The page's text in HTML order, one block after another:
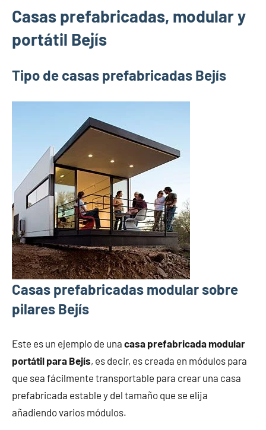
Casas prefabricadas, modular y
portátil Bejís
Tipo de casas prefabricadas Bejís
Casas prefabricadas modular sobre
pilares Bejís
Este es un ejemplo de una casa prefabricada modular
portátil para Bejís, es decir, es creada en módulos para
que sea fácilmente transportable para crear una casa
prefabricada estable y del tamaño que se elija
añadiendo varios módulos.